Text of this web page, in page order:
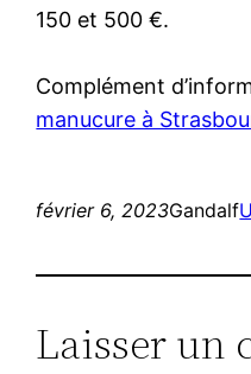
150 et 500 €.
Complément
manucure à
février 6, 2023Gandalf
Laisser un